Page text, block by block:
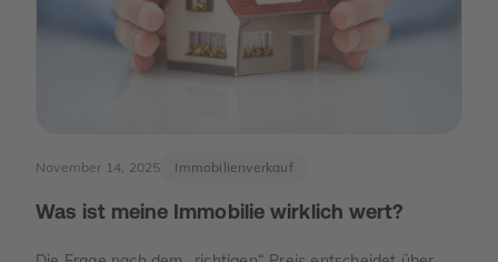
November 14, 2025 Immobilienverkauf
Was ist meine Immobilie wirklich wert?